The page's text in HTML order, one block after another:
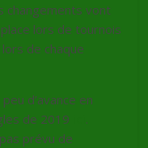
changements vont
lors de tournois
de chaque
d’avance en
de 2019
.
prévu de